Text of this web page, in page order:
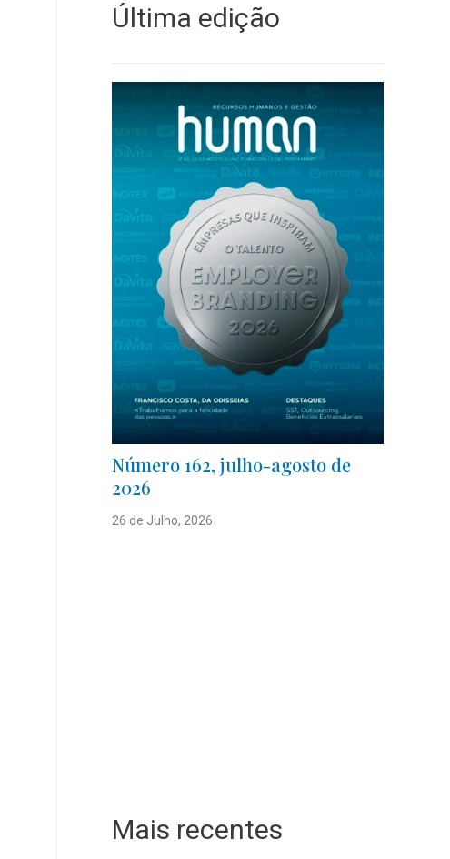
Última edição
Número 162, julho-agosto de
2026
26 de Julho, 2026
Mais recentes